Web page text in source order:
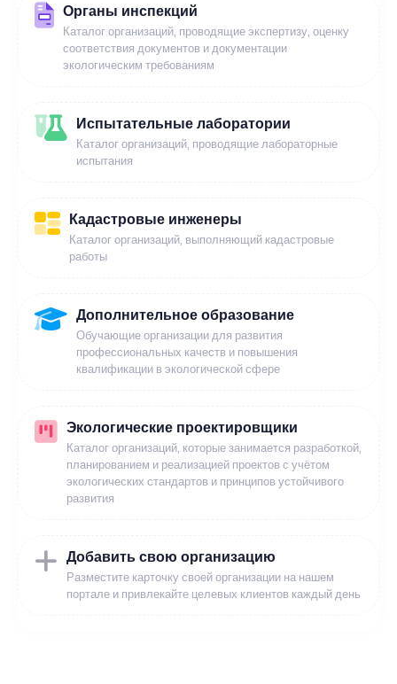
Органы инспекций
Каталог организаций, проводящие экспертизу, оценку
соответствия документов и документации
экологическим требованиям
Испытательные лаборатории
Каталог организаций, проводящие лабораторные
испытания
Кадастровые инженеры
Каталог организаций, выполняющий кадастровые
работы
Дополнительное образование
Обучающие организации для развития
профессиональных качеств и повышения
квалификации в экологической сфере
Экологические проектировщики
Каталог организаций, которые занимается разработкой,
планированием и реализацией проектов с учётом
экологических стандартов и принципов устойчивого
развития
Добавить свою организацию
Разместите карточку своей организации на нашем
портале и привлекайте целевых клиентов каждый день